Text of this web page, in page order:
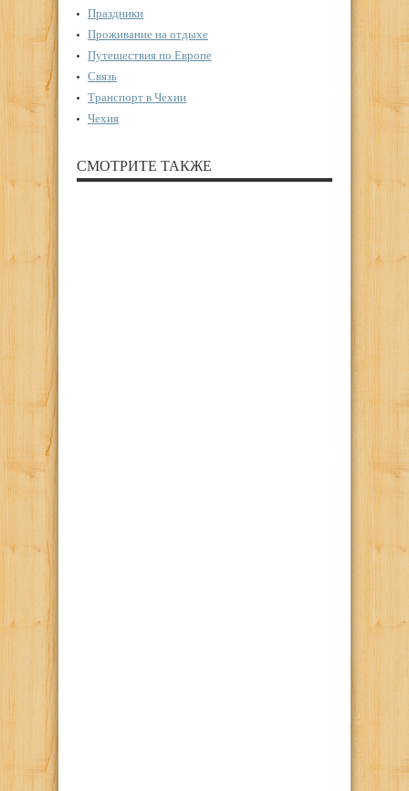
Праздники
Проживание на отдыхе
Путешествия по Европе
Связь
Транспорт в Чехии
Чехия
СМОТРИТЕ ТАКЖЕ